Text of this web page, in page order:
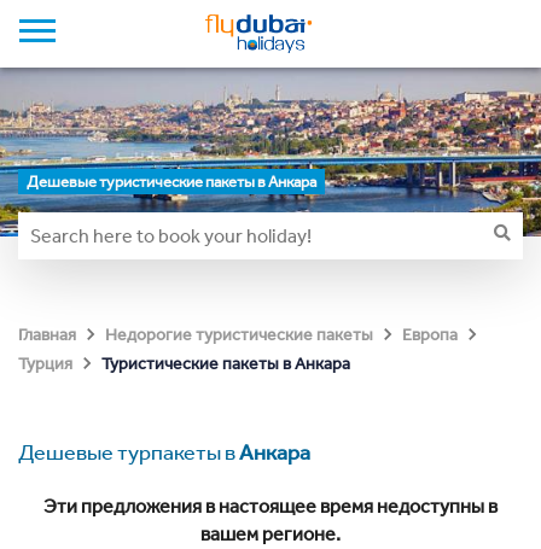
Дешевые туристические пакеты в Анкара
Главная Недорогие туристические пакеты
Европа
Турция
Туристические пакеты в Анкара
Дешевые турпакеты вАнкара
Эти предложения в настоящее время недоступны в
вашем регионе.